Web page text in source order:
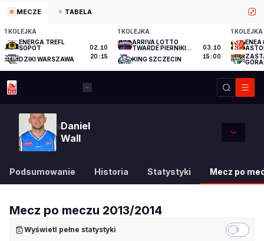
MECZE TABELA
1 KOLEJKA
ENERGA TREFL
SOPOT
DZIKI WARSZAWA
02.10
20:15
1 KOLEJKA
ARRIVA LOTTO
TWARDE PIERNIKI
KING SZCZECIN
03.10
15:00
1 KOLEJKA
ENEA
GÓRA
9Daniel
Wall
Podsumowanie Historia Statystyki Mecz po
Mecz po meczu 2013/2014
Wyświetl pełne statystyki